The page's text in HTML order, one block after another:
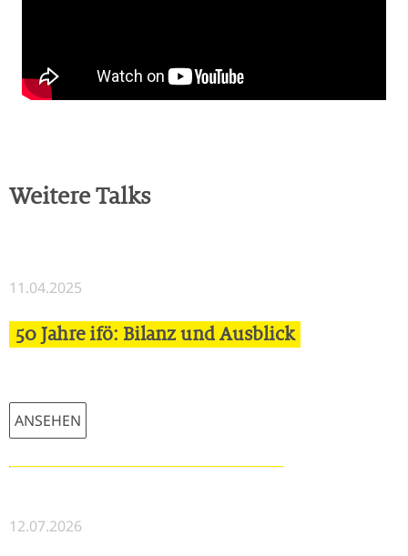
Weitere Talks
11.04.2025
50 Jahre ifö: Bilanz und Ausblick
ANSEHEN
12.07.2026